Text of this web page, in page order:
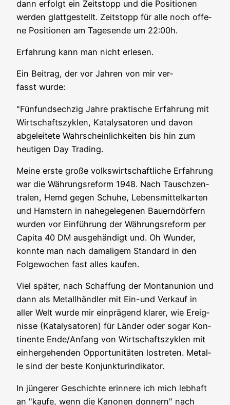
dann erfolgt ein Zeit­stopp und die Posi­tio­nen
wer­den glatt­ge­stellt. Zeit­stopp für alle noch offe­
ne Posi­tio­nen am Tages­en­de um 22:00h.
Erfah­rung kann man nicht erlesen.
Ein Bei­trag, der vor Jah­ren von mir ver­
fasst wurde:
"Fünf­und­sech­zig Jah­re prak­ti­sche Erfah­rung mit
Wirt­schafts­zy­klen, Kata­ly­sa­to­ren und davon
abge­lei­te­te Wahr­schein­lich­kei­ten bis hin zum
heu­ti­gen Day Trading.
Mei­ne ers­te gro­ße volks­wirt­schaft­li­che Erfah­rung
war die Wäh­rungs­re­form 1948. Nach Tausch­zen­
tra­len, Hemd gegen Schu­he, Lebens­mit­tel­kar­ten
und Hams­tern in nahe­ge­le­ge­nen Bau­ern­dör­fern
wur­den vor Ein­füh­rung der Wäh­rungs­re­form per
Capi­ta 40 DM aus­ge­hän­digt und. Oh Wun­der,
konn­te man nach dama­li­gem Stan­dard in den
Fol­ge­wo­chen fast alles kaufen.
Viel spä­ter, nach Schaf­fung der Mon­tan­uni­on und
dann als Metall­händ­ler mit Ein-und Ver­kauf in
aller Welt wur­de mir ein­prä­gend kla­rer, wie Ereig­
nis­se (Kata­ly­sa­to­ren) für Län­der oder sogar Kon­
ti­nen­te Ende/Anfang von Wirt­schafts­zy­klen mit
ein­her­ge­hen­den Oppor­tu­ni­tä­ten los­tre­ten. Metal­
le sind der bes­te Konjunkturindikator.
In jün­ge­rer Geschich­te erin­ne­re ich mich leb­haft
an "kau­fe, wenn die Kano­nen don­nern" nach